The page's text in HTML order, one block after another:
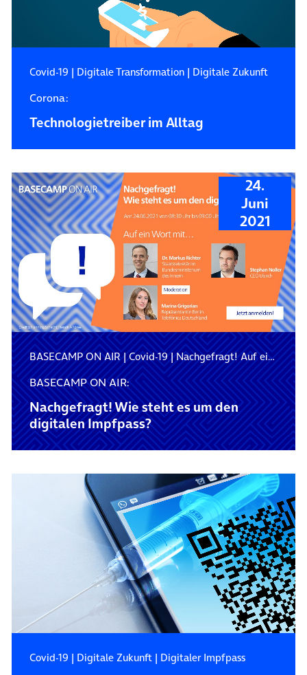
Covid-19 | Digitale Transformation| Digitale Zukunft
Corona:
Technologietreiber im Alltag
24.
Juni
2021
BASECAMP ON AIR|Covid-19|Nachgefragt! Auf ein Wort mit…
BASECAMP ON AIR:
Nachgefragt! Wie steht es um den
digitalen Impfpass?
Covid-19 | Digitale Zukunft| Digitaler Impfpass